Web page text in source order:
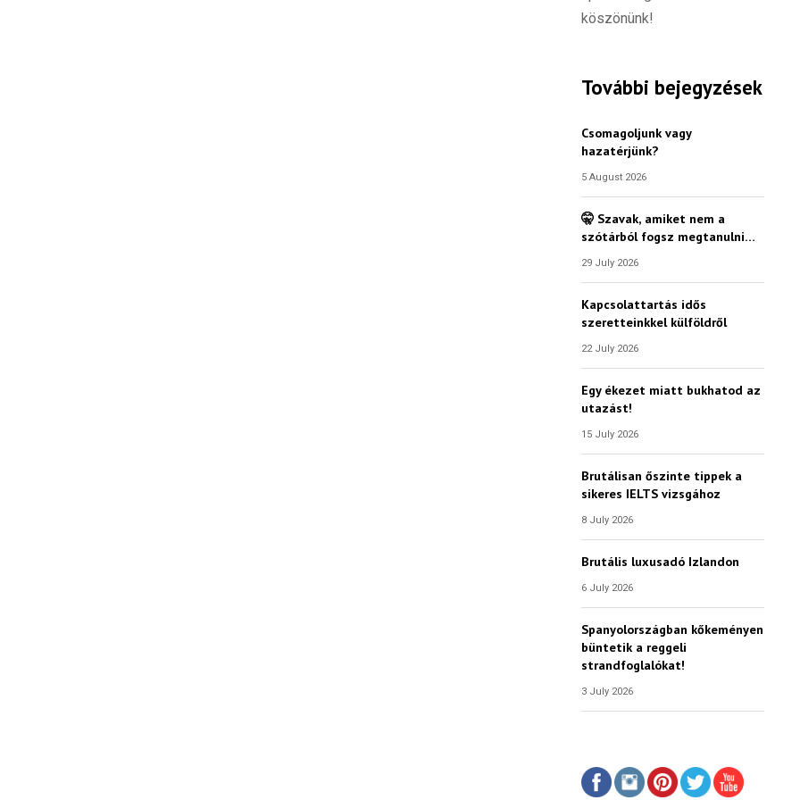
köszönünk!
További bejegyzések
Csomagoljunk vagy
hazatérjünk?
5 August 2026
🤫 Szavak, amiket nem a
szótárból fogsz megtanulni…
29 July 2026
Kapcsolattartás idős
szeretteinkkel külföldről
22 July 2026
Egy ékezet miatt bukhatod az
utazást!
15 July 2026
Brutálisan őszinte tippek a
sikeres IELTS vizsgához
8 July 2026
Brutális luxusadó Izlandon
6 July 2026
Spanyolországban kőkeményen
büntetik a reggeli
strandfoglalókat!
3 July 2026